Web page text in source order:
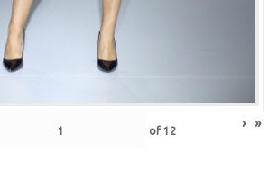
of 12 › »